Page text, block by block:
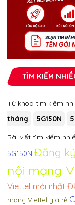
TÌM KIẾM
Từ khóa tìm kiếm
tháng
5G150N
Bài viết tìm kiếm
5G150N Đăng
nội mạng
Viettel mới nhất
mạng Viettel giá rẻ